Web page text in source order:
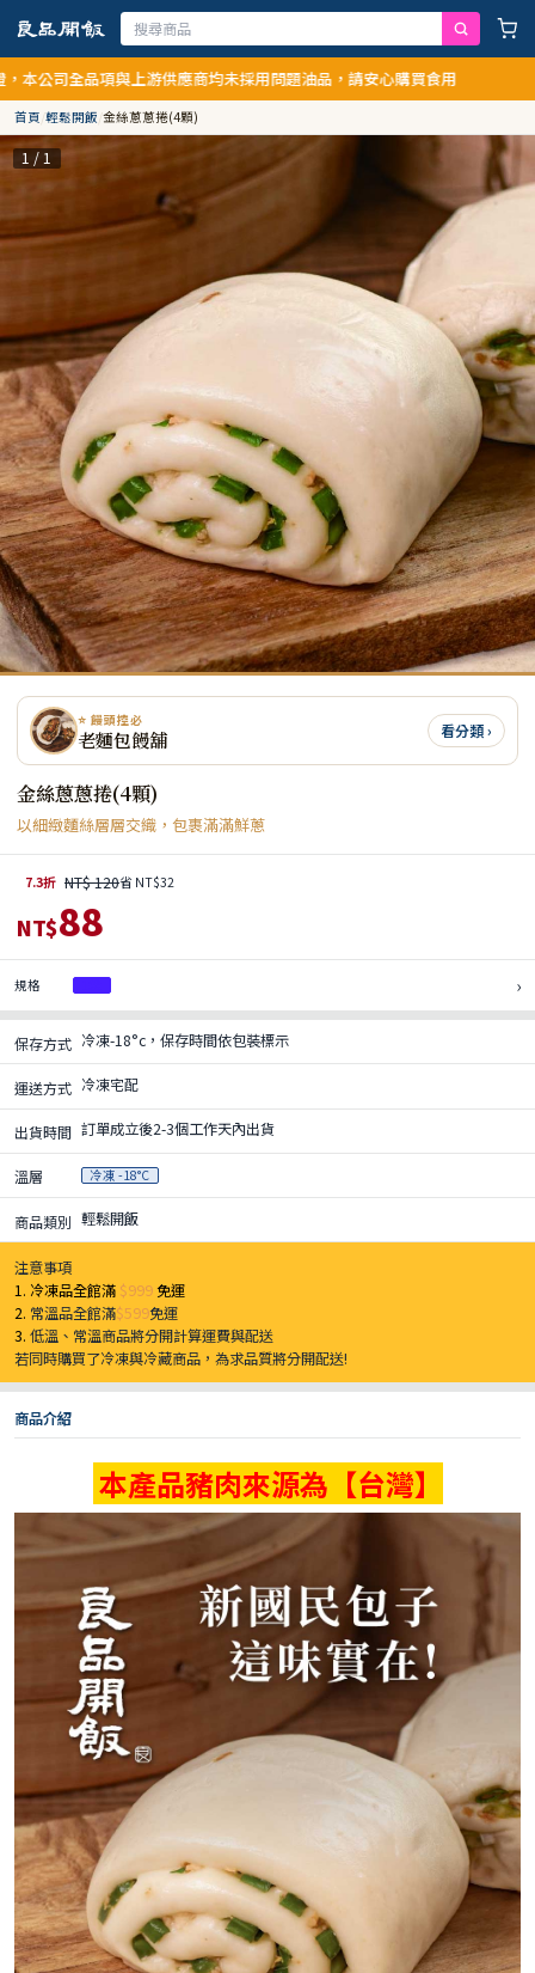
全品項與上游供應商均未採用問題油品，請安心購買食用
首頁/輕鬆開飯/金絲蔥蔥捲(4顆)
1 / 1
⭐ 饅頭控必
老麵包饅舖 看分類 ›
金絲蔥蔥捲(4顆)
以細緻麵絲層層交織，包裹滿滿鮮蔥
7.3折 NT$ 120省 NT$32
NT$88
規格 ›
保存方式 冷凍-18°c，保存時間依包裝標示
運送方式 冷凍宅配
出貨時間 訂單成立後2-3個工作天內出貨
溫層 冷凍 -18°C
商品類別 輕鬆開飯
注意事項
1. 冷凍品全館滿 $999免運
2. 常溫品全館滿$599免運
3.低溫、常溫商品將分開計算運費與配送
若同時購買了冷凍與冷藏商品，為求品質將分開配送!
商品介紹
本產品豬肉來源為【台灣】